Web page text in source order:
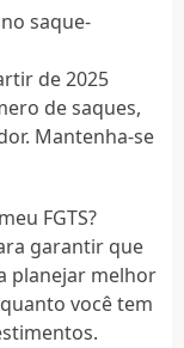
saque-
de 2025
de saques,
Mantenha-se
FGTS?
garantir que
planejar melhor
você tem